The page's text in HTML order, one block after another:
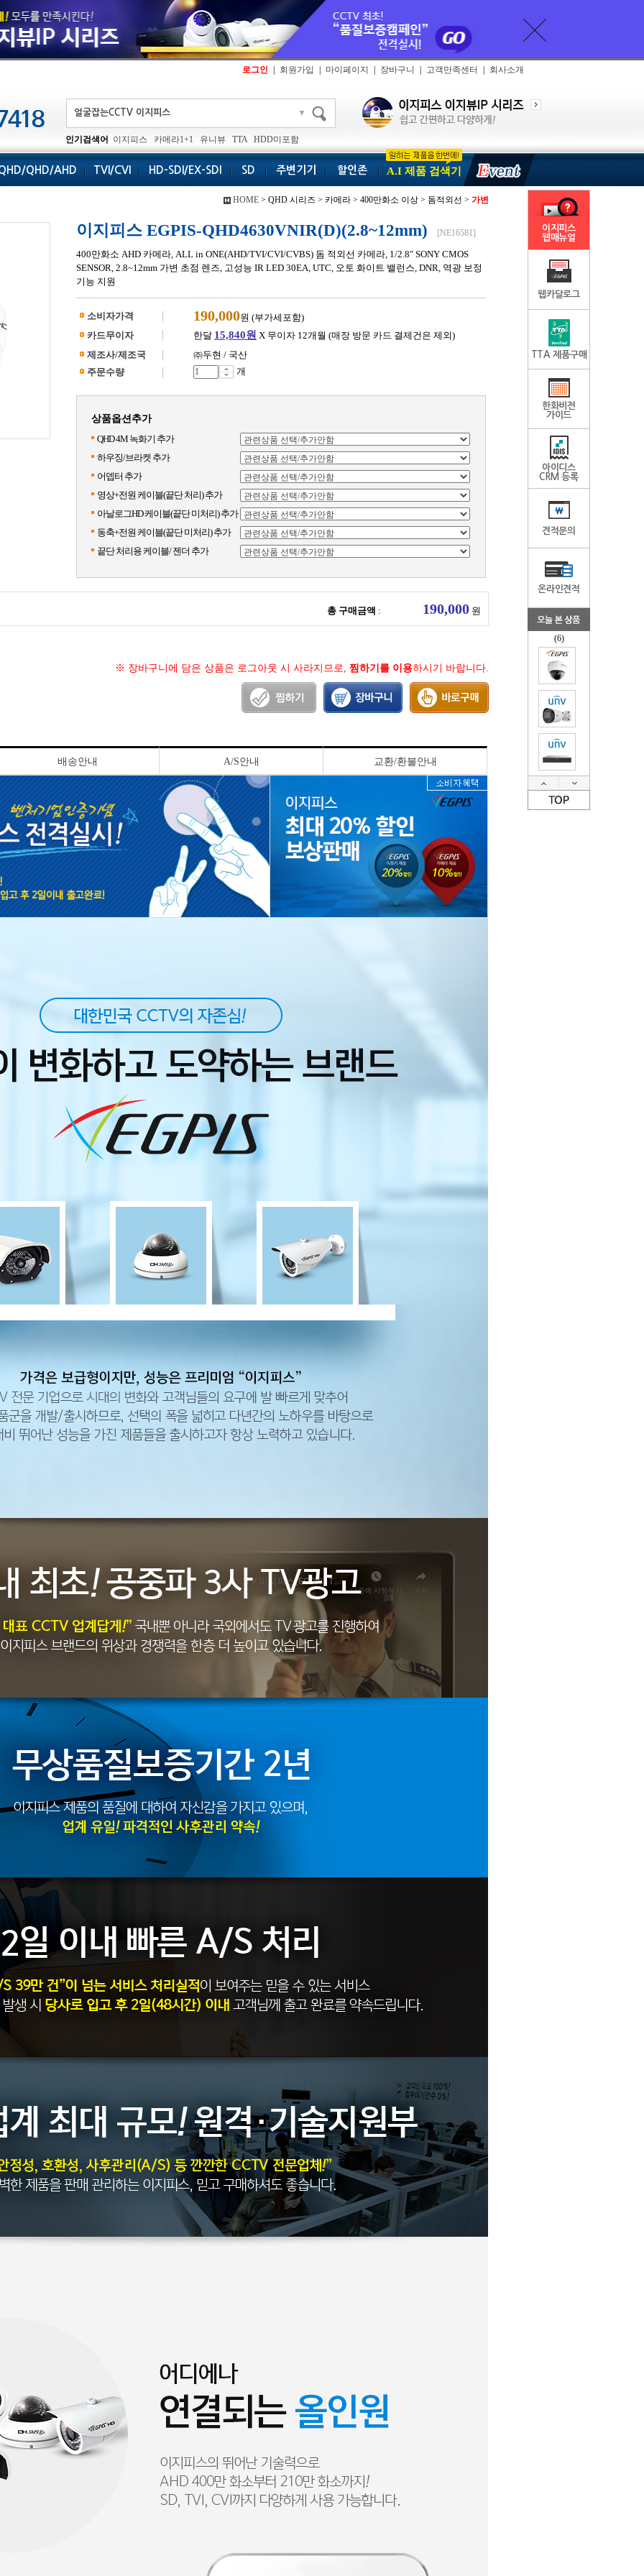
로그인 회원가입 마이페이지 장바구니 고객만족센터 회사소개
▼
인기검색어 이지피스 카메라1+1 유니뷰 TTA HDD미포함
QHD/AHD TVI/CVI HD-SDI/EX-SDI SD 주변기기 할인존 A.I 제품 검색기
HOME > QHD 시리즈 > 카메라 > 400만화소 이상 > 돔적외선 > 가변
이지피스 EGPIS-QHD4630VNIR(D)(2.8~12mm) [NE16581]
400만화소 AHD 카메라, ALL in ONE(AHD/TVI/CVI/CVBS) 돔 적외선 카메라, 1/2.8" SONY CMOS
SENSOR, 2.8~12mm 가변 초점 렌즈, 고성능 IR LED 30EA, UTC, 오토 화이트 밸런스, DNR, 역광 보정
기능 지원
소비자가격 190,000원 (부가세포함)
카드무이자
한달 15,840원 X 무이자 12개월 (매장 방문 카드 결제건은 제외)
제조사/제조국
㈜두현 / 국산
주문수량
개
상품옵션추가
QHD 4M 녹화기 추가
하우징/브라켓 추가
어뎁터 추가
영상+전원 케이블(끝단 처리) 추가
아날로그HD 케이블(끝단 미처리) 추가
동축+전원 케이블(끝단 미처리) 추가
끝단 처리용 케이블/ 젠더 추가
총 구매금액 : 원
※ 장바구니에 담은 상품은 로그아웃 시 사라지므로, 찜하기를 이용하시기 바랍니다.
배송안내 A/S안내 교환/환불안내
이지피스
웹매뉴얼
웹카달로그
TTA 제품구매
한화비전
가이드
아이디스
CRM 등록
견적문의
온라인견적
(6)